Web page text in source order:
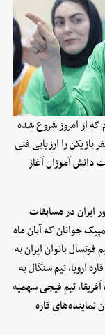
در مرحله دوم که از امروز شروع شده
بازیکن دیگر را رصد می‌کنیم. در مجموع ۴۳ نفر بازیکن را ارزیابی فنی
دانش آموزان آغاز
ایران در مسابقات
جوانان که آبان ماه
بانوان ایران به
اروپا، تیم سنگال به
تیم فیجی سهمیه
نماینده‌های قاره